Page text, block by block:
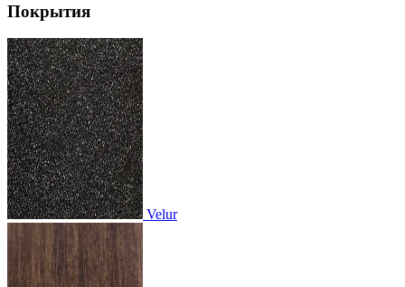
Покрытия
Velur